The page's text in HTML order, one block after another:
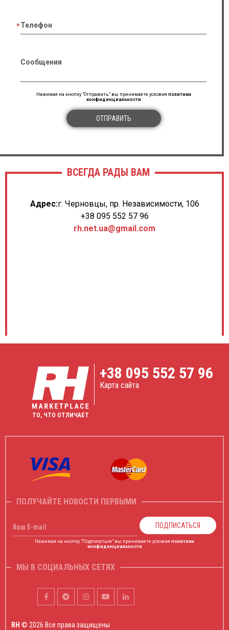
Телефон
Сообщения
Нажимая на кнопку "Отправить" вы принимаете условия политики
конфиденциальности
ОТПРАВИТЬ
ВСЕГДА РАДЫ ВАМ
Адрес:г. Черновцы, пр. Независимости, 106
+38 095 552 57 96
rh.net.ua@gmail.com
ТО, ЧТО ОТЛИЧАЕТ
+38 095 552 57 96
Карта сайта
ПОЛУЧАЙТЕ НОВОСТИ ПЕРВЫМИ
Ваш E-mail ПОДПИСАТЬСЯ
Нажимая на кнопку "Подписаться" вы принимаете условия политики
конфиденциальности
МЫ В СОЦИАЛЬНЫХ СЕТЯХ
RH © 2026 Все права защищены